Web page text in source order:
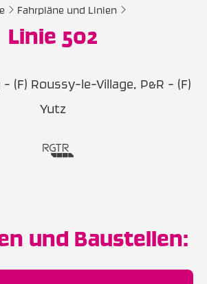
Fahrpläne und Linien
Linie 502
- (F) Roussy-le-Village, P&R - (F)
Yutz
und Baustellen: